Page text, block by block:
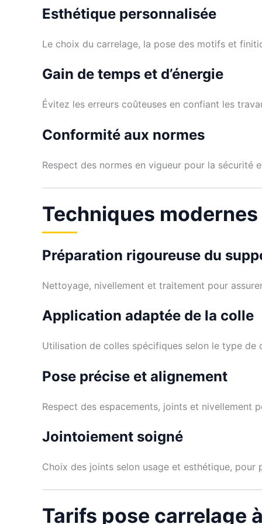
Esthétique personnalisée
Le choix du carrelage, la pose des motifs et
Gain de temps et d’énergie
Évitez les erreurs coûteuses en confiant les
Conformité aux normes
Respect des normes en vigueur pour la sécurité
Techniques
Préparation rigoureuse du
Nettoyage, nivellement et traitement pour
Application adaptée de la colle
Utilisation de colles spécifiques selon le type de
Pose précise et alignement
Respect des espacements, joints et nivellement
Jointoiement soigné
Choix des joints selon usage et esthétique, pour
Tarifs pose carrelage